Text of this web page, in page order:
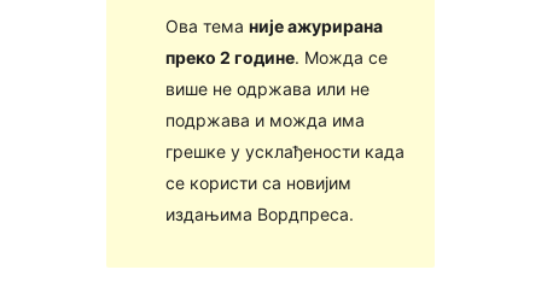
Ова тема није ажурирана
преко 2 године. Можда се
више не одржава или не
подржава и можда има
грешке у усклађености када
се користи са новијим
издањима Вордпреса.